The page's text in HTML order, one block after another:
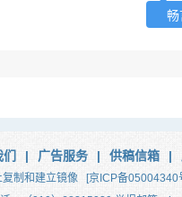
畅
| 广告服务 | 供稿信箱 |
制和建立镜像 [京ICP备05004340